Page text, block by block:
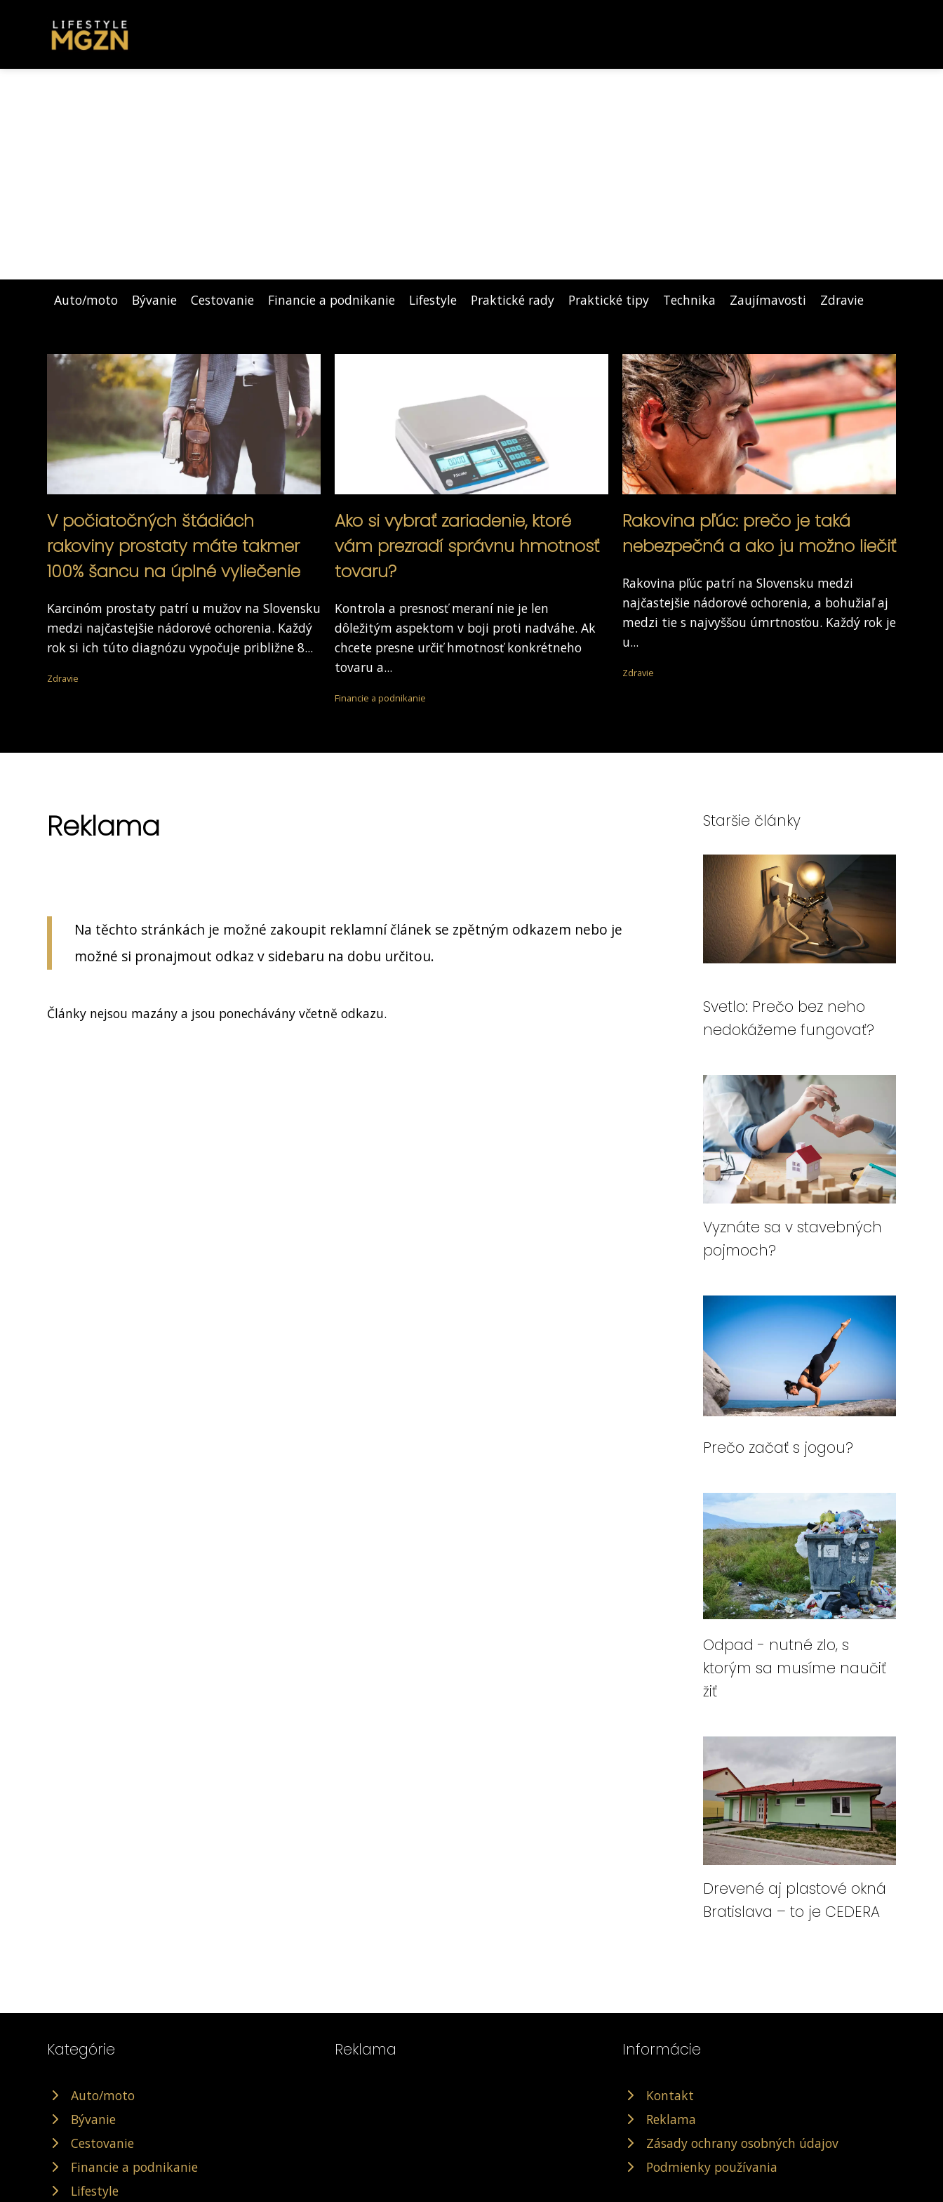
Auto/moto Bývanie Cestovanie Financie a podnikanie Lifestyle Praktické rady Praktické tipy Technika Zaujímavosti Zdravie
V počiatočných štádiách
rakoviny prostaty máte takmer
100% šancu na úplné vyliečenie
Karcinóm prostaty patrí u mužov na Slovensku
medzi najčastejšie nádorové ochorenia. Každý
rok si ich túto diagnózu vypočuje približne 8...
Zdravie
Ako si vybrať zariadenie, ktoré
vám prezradí správnu hmotnosť
tovaru?
Kontrola a presnosť meraní nie je len
dôležitým aspektom v boji proti nadváhe. Ak
chcete presne určiť hmotnosť konkrétneho
tovaru a...
Financie a podnikanie
Rakovina pľúc: prečo je taká
nebezpečná a ako ju možno liečiť
Rakovina pľúc patrí na Slovensku medzi
najčastejšie nádorové ochorenia, a bohužiaľ aj
medzi tie s najvyššou úmrtnosťou. Každý rok je
u...
Zdravie
Reklama
Na těchto stránkách je možné zakoupit reklamní článek se zpětným odkazem nebo je
možné si pronajmout odkaz v sidebaru na dobu určitou.
Články nejsou mazány a jsou ponechávány včetně odkazu.
Staršie články
Svetlo: Prečo bez neho
nedokážeme fungovať?
Vyznáte sa v stavebných
pojmoch?
Prečo začať s jogou?
Odpad - nutné zlo, s
ktorým sa musíme naučiť
žiť
Drevené aj plastové okná
Bratislava – to je CEDERA
Kategórie
Auto/moto
Bývanie
Cestovanie
Financie a podnikanie
Lifestyle
Reklama Informácie
Kontakt
Reklama
Zásady ochrany osobných údajov
Podmienky používania